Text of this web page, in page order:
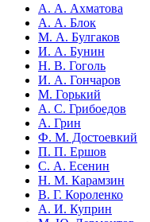
А. А. Ахматова
А. А. Блок
М. А. Булгаков
И. А. Бунин
Н. В. Гоголь
И. А. Гончаров
М. Горький
А. С. Грибоедов
А. Грин
Ф. М. Достоевкий
П. П. Ершов
С. А. Есенин
Н. М. Карамзин
В. Г. Короленко
А. И. Куприн